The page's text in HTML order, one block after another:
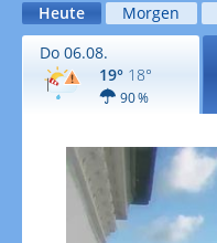
Heute Morgen
Do 06.08.
19° 18°
90 %